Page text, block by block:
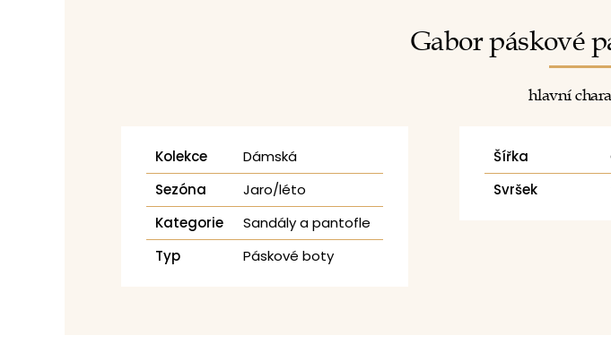
Gabor páskové
hlavní
Kolekce
Dámská
Sezóna
Jaro/léto
Kategorie
Sandály a pantofle
Typ
Páskové boty
Šířka
Svršek